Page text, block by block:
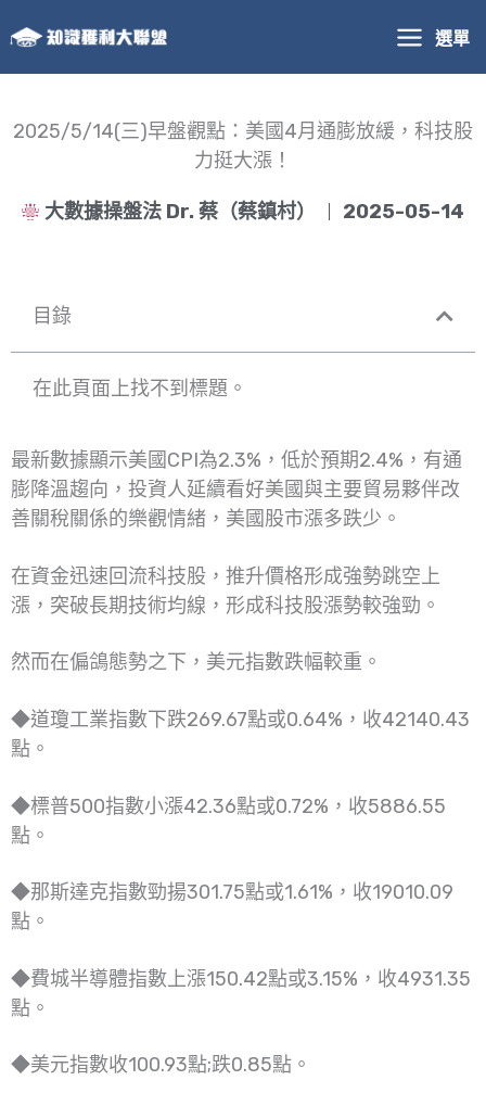
至
主
內
選單
2025/5/14(三)早盤觀點：美國4月通膨放緩，科技股
力挺大漲！
大數據操盤法 Dr. 蔡（蔡鎮村） 2025-05-14
目錄
在此頁面上找不到標題。
最新數據顯示美國CPI為2.3%，低於預期2.4%，有通
膨降溫趨向，投資人延續看好美國與主要貿易夥伴改
善關稅關係的樂觀情緒，美國股市漲多跌少。
在資金迅速回流科技股，推升價格形成強勢跳空上
漲，突破長期技術均線，形成科技股漲勢較強勁。
然而在偏鴿態勢之下，美元指數跌幅較重。
◆道瓊工業指數下跌269.67點或0.64%，收42140.43
點。
◆標普500指數小漲42.36點或0.72%，收5886.55
點。
◆那斯達克指數勁揚301.75點或1.61%，收19010.09
點。
◆費城半導體指數上漲150.42點或3.15%，收4931.35
點。
◆美元指數收100.93點;跌0.85點。